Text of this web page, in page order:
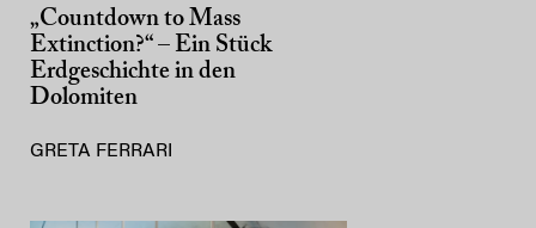
„Countdown to Mass
Extinction?“ – Ein Stück
Erdgeschichte in den
Dolomiten
GRETA FERRARI